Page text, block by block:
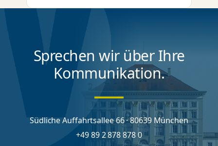
Sprechen wir über Ihre
Kommunikation.
Südliche Auffahrtsallee 66 · 80639 München
+49 89 2 878 878 0